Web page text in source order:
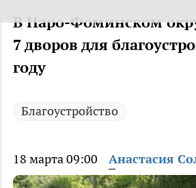
В Наро-Фоминском
7 дворов для
году
Благоустройство
18 марта 09:00 Анастасия